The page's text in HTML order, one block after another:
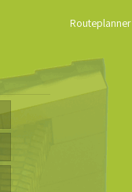
Routeplanner